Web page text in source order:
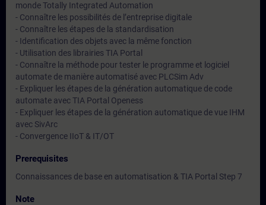
monde Totally Integrated Automation
- Connaître les possibilités de l’entreprise digitale
- Connaître les étapes de la standardisation
- Identification des objets avec la même fonction
- Utilisation des librairies TIA Portal
- Connaître la méthode pour tester le programme et logiciel
automate de manière automatisé avec PLCSim Adv
- Expliquer les étapes de la génération automatique de code
automate avec TIA Portal Openess
- Expliquer les étapes de la génération automatique de vue IHM
avec SivArc
- Convergence IIoT & IT/OT
Prerequisites
Connaissances de base en automatisation & TIA Portal Step 7
Note